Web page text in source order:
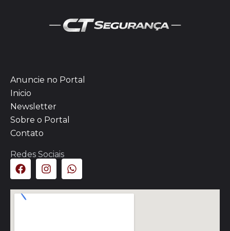
Anuncie no Portal
Inicio
Newsletter
Sobre o Portal
Contato
Redes Sociais